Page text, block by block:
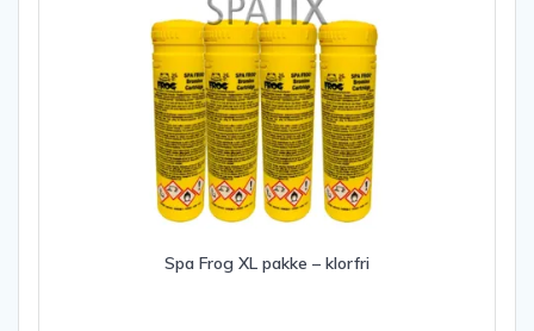
Spa Frog XL pakke – klorfri